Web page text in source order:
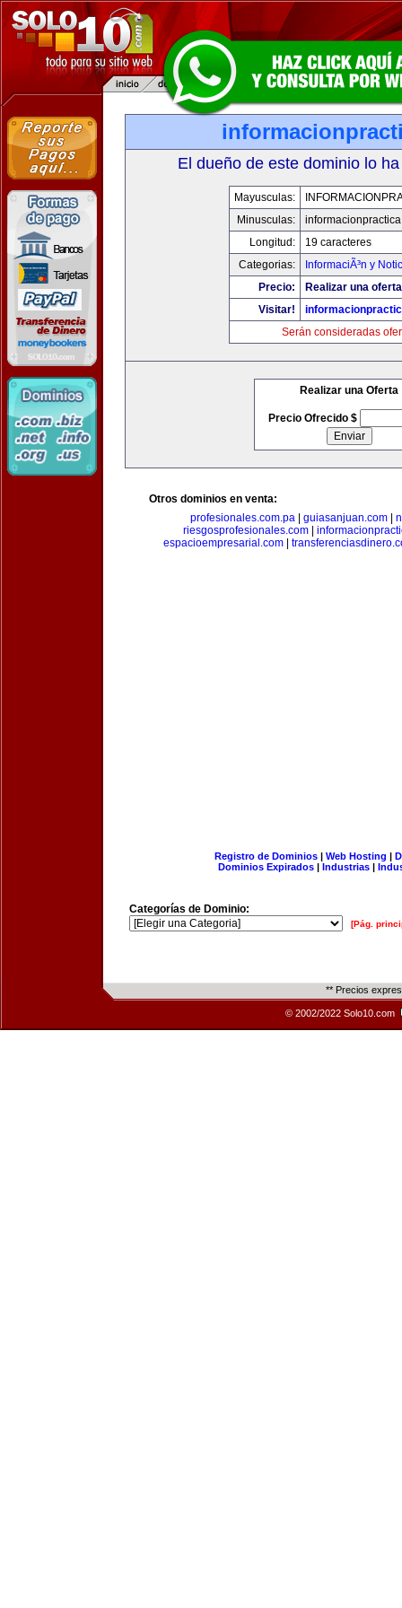
El dueño de este dominio lo
Mayusculas:
Minusculas:
Longitud:
19 caracteres
Categorias:
InformaciÃ³n y
Precio:
Realizar una
Visitar!
Serán consideradas
Realizar una Oferta
Precio Ofrecido $
Otros dominios en venta:
profesionales.com.pa
guiasanjuan.com
riesgosprofesionales.com
espacioempresarial.com
Registro de Dominios| Web Hosting |
Dominios Expirados | Industrias |
Categorías de Dominio:
[Pág.
** Precios
© 2002/2022 Solo10.com